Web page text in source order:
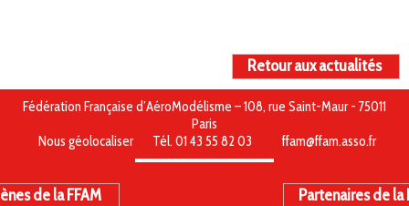
Retour aux actualités
Fédération Française d’AéroModélisme – 108, rue Saint-Maur - 75011
Paris
Nous géolocaliser
Tél. 01 43 55 82 03 ffam@ffam.asso.fr
de la FFAM Partenaires de la